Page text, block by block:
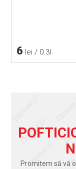
6 lei / 0.3l
Promitem să vă